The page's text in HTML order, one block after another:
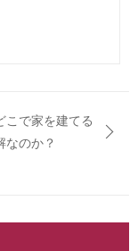
こで家を建てる
なのか？